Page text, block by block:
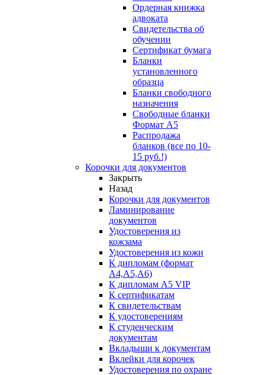
Ордерная книжка
адвоката
Свидетельства об
обучении
Сертификат бумага
Бланки
установленного
образца
Бланки свободного
назначения
Свободные бланки
Формат А5
Распродажа
бланков (все по 10-
15 руб.!)
Корочки для документов
Закрыть
Назад
Корочки для документов
Ламинирование
документов
Удостоверения из
кожзама
Удостоверения из кожи
К дипломам (формат
А4,А5,А6)
К дипломам А5 VIP
К сертификатам
К свидетельствам
К удостоверениям
К студенческим
документам
Вкладыши к документам
Вклейки для корочек
Удостоверения по охране